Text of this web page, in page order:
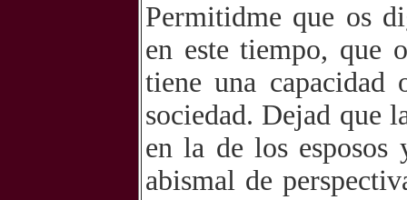
Permitidme que os
en este tiempo, que
tiene una
sociedad. Dejad que
en la de los
abismal de